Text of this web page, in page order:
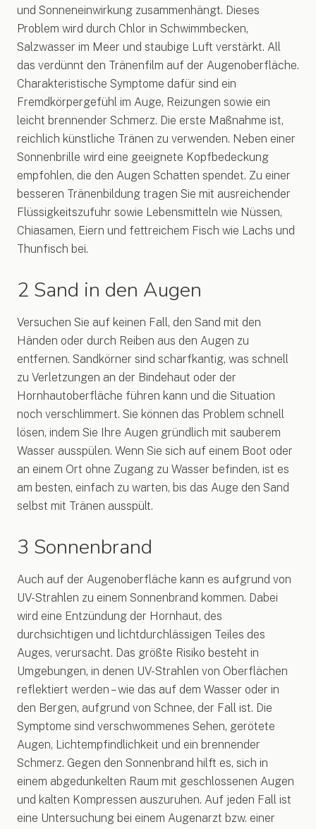
und Sonneneinwirkung zusammenhängt. Dieses
Problem wird durch Chlor in Schwimmbecken,
Salzwasser im Meer und staubige Luft verstärkt. All
das verdünnt den Tränenfilm auf der Augenoberfläche.
Charakteristische Symptome dafür sind ein
Fremdkörpergefühl im Auge, Reizungen sowie ein
leicht brennender Schmerz. Die erste Maßnahme ist,
reichlich künstliche Tränen zu verwenden. Neben einer
Sonnenbrille wird eine geeignete Kopfbedeckung
empfohlen, die den Augen Schatten spendet. Zu einer
besseren Tränenbildung tragen Sie mit ausreichender
Flüssigkeitszufuhr sowie Lebensmitteln wie Nüssen,
Chiasamen, Eiern und fettreichem Fisch wie Lachs und
Thunfisch bei.
2 Sand in den Augen
Versuchen Sie auf keinen Fall, den Sand mit den
Händen oder durch Reiben aus den Augen zu
entfernen. Sandkörner sind scharfkantig, was schnell
zu Verletzungen an der Bindehaut oder der
Hornhautoberfläche führen kann und die Situation
noch verschlimmert. Sie können das Problem schnell
lösen, indem Sie Ihre Augen gründlich mit sauberem
Wasser ausspülen. Wenn Sie sich auf einem Boot oder
an einem Ort ohne Zugang zu Wasser befinden, ist es
am besten, einfach zu warten, bis das Auge den Sand
selbst mit Tränen ausspült.
3 Sonnenbrand
Auch auf der Augenoberfläche kann es aufgrund von
UV-Strahlen zu einem Sonnenbrand kommen. Dabei
wird eine Entzündung der Hornhaut, des
durchsichtigen und lichtdurchlässigen Teiles des
Auges, verursacht. Das größte Risiko besteht in
Umgebungen, in denen UV-Strahlen von Oberflächen
reflektiert werden – wie das auf dem Wasser oder in
den Bergen, aufgrund von Schnee, der Fall ist. Die
Symptome sind verschwommenes Sehen, gerötete
Augen, Lichtempfindlichkeit und ein brennender
Schmerz. Gegen den Sonnenbrand hilft es, sich in
einem abgedunkelten Raum mit geschlossenen Augen
und kalten Kompressen auszuruhen. Auf jeden Fall ist
eine Untersuchung bei einem Augenarzt bzw. einer